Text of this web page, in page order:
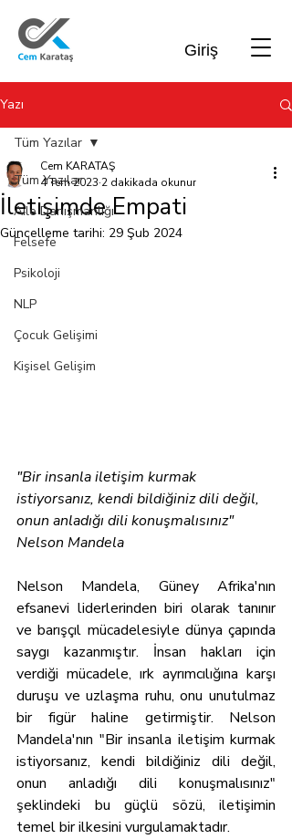
Giriş
Yazı
Tüm Yazılar
Aile Danışmanlığı
Felsefe
Psikoloji
NLP
Çocuk Gelişimi
Kişisel Gelişim
Tüm Yazılar
İletişimde Empati
Cem KARATAŞ
4 Tem 2023 2 dakikada okunur
Güncelleme tarihi: 29 Şub 2024
"Bir insanla iletişim kurmak
istiyorsanız, kendi bildiğiniz dili değil,
onun anladığı dili konuşmalısınız"
Nelson Mandela
Nelson Mandela, Güney Afrika'nın
efsanevi liderlerinden biri olarak tanınır
ve barışçıl mücadelesiyle dünya çapında
saygı kazanmıştır. İnsan hakları için
verdiği mücadele, ırk ayrımcılığına karşı
duruşu ve uzlaşma ruhu, onu unutulmaz
bir figür haline getirmiştir. Nelson
Mandela'nın "Bir insanla iletişim kurmak
istiyorsanız, kendi bildiğiniz dili değil,
onun anladığı dili konuşmalısınız"
şeklindeki bu güçlü sözü, iletişimin
temel bir ilkesini vurgulamaktadır.